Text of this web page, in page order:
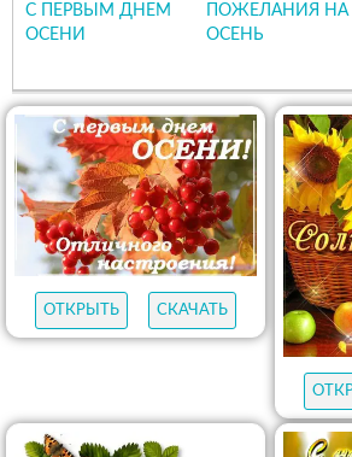
С ПЕРВЫМ ДНЕМ
ОСЕНИ
ПОЖЕЛАНИЯ НА
ОСЕНЬ
ОТКРЫТЬ СКАЧАТЬ